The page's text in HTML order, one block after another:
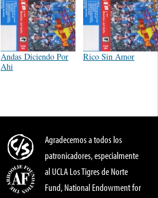
Andas Diciendo Por
Ahi
Rico Sin Amor
Agradecemos a todos los
patronicadores, especialmente
al UCLA Los Tigres de Norte
Fund, National Endowment for